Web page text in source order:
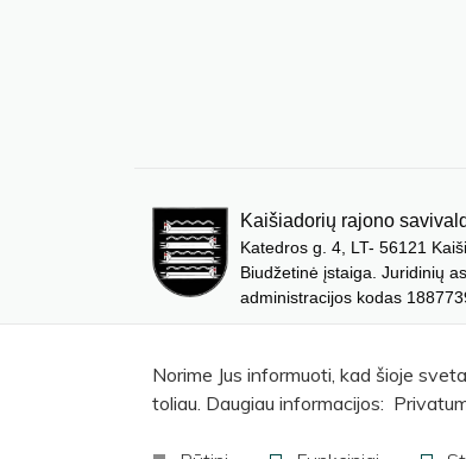
Kaišiadorių rajono
Katedros g. 4, LT- 56121
Biudžetinė įstaiga. Juridinių
administracijos kodas
Norime Jus informuoti, kad šioje
toliau. Daugiau informacijos: